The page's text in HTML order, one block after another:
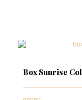
Box Sunrise